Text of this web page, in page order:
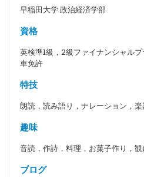
早稲田大学 政治経済学部
資格
英検準1級，2級ファイナンシャル
車免許
特技
朗読，読み語り，ナレーション，楽
趣味
音読，作詩，料理，お菓子作り，
ブログ